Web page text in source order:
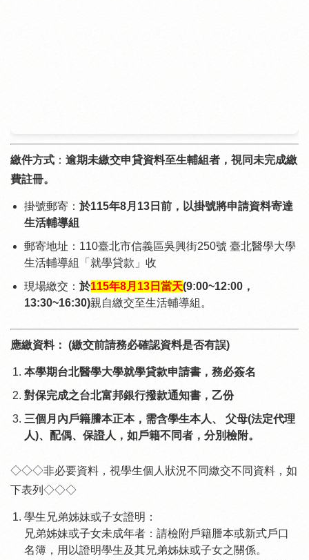
繳件方式 ： 逾期未繳交申貸資料至生輔組者，視同未完成繳
費註冊。
掛號郵寄： 於115年8月13日前，以掛號將申請資料寄達
生活輔導組
郵寄地址：110臺北市信義區吳興街250號 臺北醫學大學
生活輔導組「就學貸款」收
現場繳交： 於115年8月13日當天(9:00~12:00，
13:30~16:30)親自繳交至生活輔導組。
應繳資料： (繳交前請務必確認資料是否有誤)
本學期台北醫學大學就學貸款申請書，務必簽名
對保完成之台北富邦銀行撥款通知書，乙份
三個月內戶籍謄本正本，需含學生本人、 父母(法定代理
人)、配偶、保證人，如戶籍不同者，分別檢附。
◇◇◇非必要資料，視學生個人狀況不同繳交不同資料，如
下表列◇◇◇
學生兄弟姊妹或子女證明：
兄弟姊妹或子女未成年者：請檢附戶籍謄本或新式戶口
名簿，用以證明學生及其兄弟姊妹或子女之關係。